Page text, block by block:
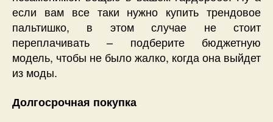
если вам все таки нужно купить трендовое
пальтишко, в этом случае не стоит
переплачивать – подберите бюджетную
модель, чтобы не было жалко, когда она выйдет
из моды.
Долгосрочная покупка